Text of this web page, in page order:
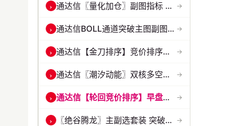
› 通达信〖量化加仓〗副图指标 侧重于趋势确认、量能配合与高低位反转信号... →
› 通达信BOLL通道突破主图副图和选股指标 BOLL通达突破追踪主力动向 源码... →
› 通达信【金刀排序】竞价排序选股指标 精准捕捉强势首板 源码 贴图 →
› 通达信〖潮汐动能〗双核多空副图 评估上涨动能 量化判断多空力量的强弱... →
› 通达信【轮回竞价排序】早盘竞价 捕捉早盘强势起爆点 副图排序 源码 贴... →
› 〖绝谷腾龙〗主副选套装 突破黄金分水岭，第一根跳空金手指全套战法 →